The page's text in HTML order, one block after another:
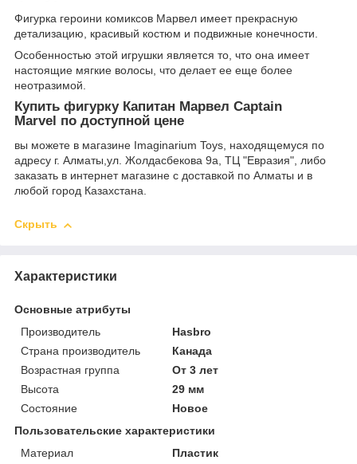
Фигурка героини комиксов Марвел имеет прекрасную
детализацию, красивый костюм и подвижные конечности.
Особенностью этой игрушки является то, что она имеет
настоящие мягкие волосы, что делает ее еще более
неотразимой.
Купить фигурку Капитан Марвел Captain
Marvel по доступной цене
вы можете в магазине Imaginarium Toys, находящемуся по
адресу г. Алматы,ул. Жолдасбекова 9а, ТЦ "Евразия", либо
заказать в интернет магазине с доставкой по Алматы и в
любой город Казахстана.
Скрыть
Характеристики
Основные атрибуты
Производитель
Hasbro
Страна производитель
Канада
Возрастная группа
От 3 лет
Высота
29 мм
Состояние
Новое
Пользовательские характеристики
Материал
Пластик